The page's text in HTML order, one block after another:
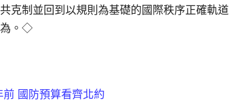
克制並回到以規則為基礎的國際秩序正確軌道
為。◇
國防預算看齊北約